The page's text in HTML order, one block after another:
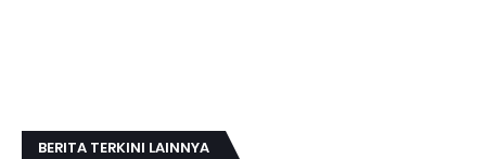
BERITA TERKINI LAINNYA